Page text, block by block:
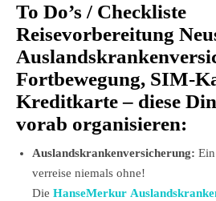
To Do’s / Checkliste
Reisevorbereitung
Fortbewegung, SIM-
Kreditkarte – diese
vorab organisieren:
Auslandskrankenversicherung:
verreise niemals ohne!
Die HanseMerkur